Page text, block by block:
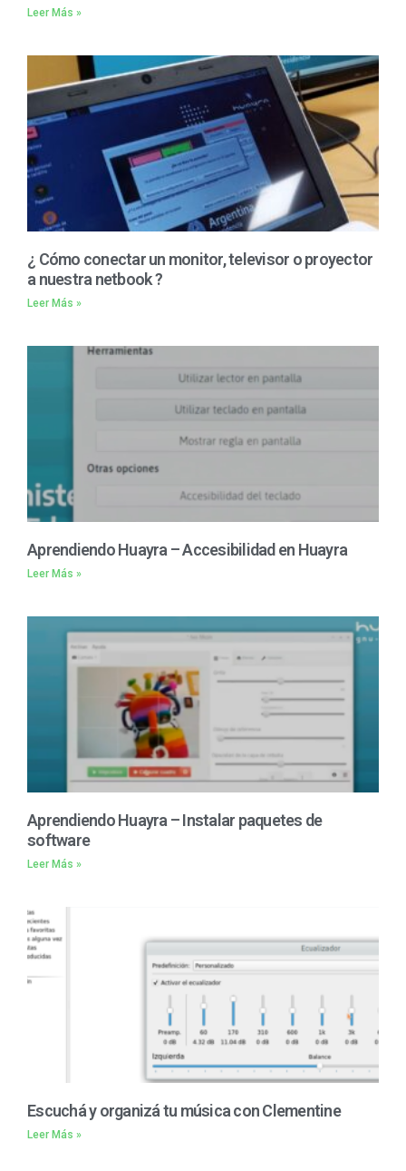
Leer Más »
¿ Cómo conectar un monitor, televisor o proyector
a nuestra netbook ?
Leer Más »
Aprendiendo Huayra – Accesibilidad en Huayra
Leer Más »
Aprendiendo Huayra – Instalar paquetes de
software
Leer Más »
Escuchá y organizá tu música con Clementine
Leer Más »